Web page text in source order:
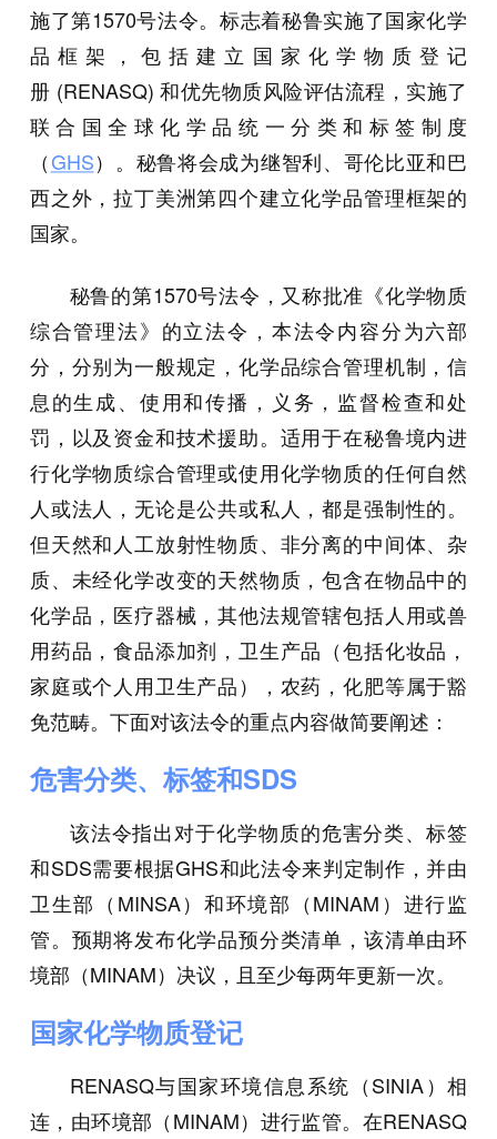
施了第1570号法令。标志着秘鲁实施了国家化学
品框架，包括建立国家化学物质登记
册 (RENASQ) 和优先物质风险评估流程，实施了
联合国全球化学品统一分类和标签制度
（GHS）。秘鲁将会成为继智利、哥伦比亚和巴
西之外，拉丁美洲第四个建立化学品管理框架的
国家。
秘鲁的第1570号法令，又称批准《化学物质
综合管理法》的立法令，本法令内容分为六部
分，分别为一般规定，化学品综合管理机制，信
息的生成、使用和传播，义务，监督检查和处
罚，以及资金和技术援助。适用于在秘鲁境内进
行化学物质综合管理或使用化学物质的任何自然
人或法人，无论是公共或私人，都是强制性的。
但天然和人工放射性物质、非分离的中间体、杂
质、未经化学改变的天然物质，包含在物品中的
化学品，医疗器械，其他法规管辖包括人用或兽
用药品，食品添加剂，卫生产品（包括化妆品，
家庭或个人用卫生产品），农药，化肥等属于豁
免范畴。下面对该法令的重点内容做简要阐述：
危害分类、标签和SDS
该法令指出对于化学物质的危害分类、标签
和SDS需要根据GHS和此法令来判定制作，并由
卫生部（MINSA）和环境部（MINAM）进行监
管。预期将发布化学品预分类清单，该清单由环
境部（MINAM）决议，且至少每两年更新一次。
国家化学物质登记
RENASQ与国家环境信息系统（SINIA）相
连，由环境部（MINAM）进行监管。在RENASQ